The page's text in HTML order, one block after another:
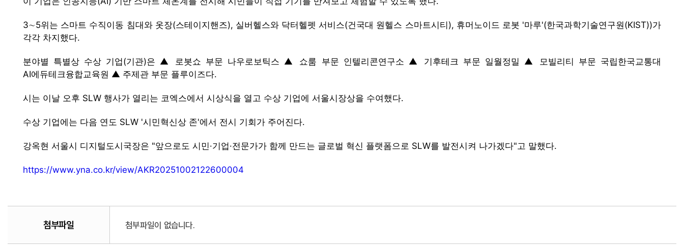
3∼5위는 스마트 수직이동 침대와 옷장(스테이지핸즈), 실버헬스와 닥터헬펫 서비스(건국대 원헬스 스마트시티), 휴머노이드 로봇 '마루'(한국과학기술연구원(KIST))가
각각 차지했다.
분야별 특별상 수상 기업(기관)은 ▲ 로봇쇼 부문 나우로보틱스 ▲ 쇼룸 부문 인텔리콘연구소 ▲ 기후테크 부문 일월정밀 ▲ 모빌리티 부문 국립한국교통대
AI에듀테크융합교육원 ▲ 주제관 부문 플루이즈다.
시는 이날 오후 SLW 행사가 열리는 코엑스에서 시상식을 열고 수상 기업에 서울시장상을 수여했다.
수상 기업에는 다음 연도 SLW '시민혁신상 존'에서 전시 기회가 주어진다.
강옥현 서울시 디지털도시국장은 "앞으로도 시민·기업·전문가가 함께 만드는 글로벌 혁신 플랫폼으로 SLW를 발전시켜 나가겠다"고 말했다.
https://www.yna.co.kr/view/AKR20251002122600004
첨부파일 첨부파일이 없습니다.